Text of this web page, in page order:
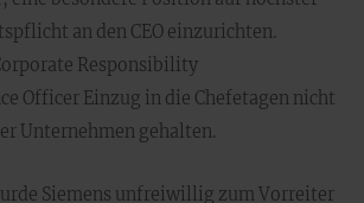
an den CEO einzurichten.
Responsibility
Officer Einzug in die Chefetagen nicht
Unternehmen gehalten.
Siemens unfreiwillig zum Vorreiter